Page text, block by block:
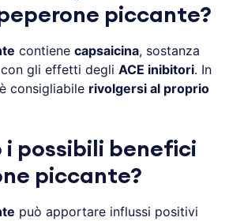
piccante?
contiene capsaicina, sostanza
gli effetti degli ACE inibitori. In
consigliabile rivolgersi al proprio
i possibili benefici
piccante?
può apportare influssi positivi